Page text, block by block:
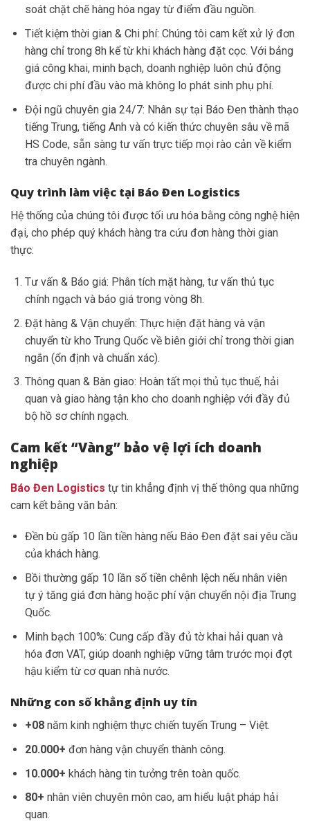
soát chặt chẽ hàng hóa ngay từ điểm đầu nguồn.
Tiết kiệm thời gian & Chi phí: Chúng tôi cam kết xử lý đơn
hàng chỉ trong 8h kể từ khi khách hàng đặt cọc. Với bảng
giá công khai, minh bạch, doanh nghiệp luôn chủ động
được chi phí đầu vào mà không lo phát sinh phụ phí.
Đội ngũ chuyên gia 24/7: Nhân sự tại Báo Đen thành thạo
tiếng Trung, tiếng Anh và có kiến thức chuyên sâu về mã
HS Code, sẵn sàng tư vấn trực tiếp mọi rào cản về kiểm
tra chuyên ngành.
Quy trình làm việc tại Báo Đen Logistics
Hệ thống của chúng tôi được tối ưu hóa bằng công nghệ hiện
đại, cho phép quý khách hàng tra cứu đơn hàng thời gian
thực:
Tư vấn & Báo giá: Phân tích mặt hàng, tư vấn thủ tục
chính ngạch và báo giá trong vòng 8h.
Đặt hàng & Vận chuyển: Thực hiện đặt hàng và vận
chuyển từ kho Trung Quốc về biên giới chỉ trong thời gian
ngắn (ổn định và chuẩn xác).
Thông quan & Bàn giao: Hoàn tất mọi thủ tục thuế, hải
quan và giao hàng tận kho cho doanh nghiệp với đầy đủ
bộ hồ sơ chính ngạch.
Cam kết “Vàng” bảo vệ lợi ích doanh
nghiệp
Báo Đen Logistics tự tin khẳng định vị thế thông qua những
cam kết bằng văn bản:
Đền bù gấp 10 lần tiền hàng nếu Báo Đen đặt sai yêu cầu
của khách hàng.
Bồi thường gấp 10 lần số tiền chênh lệch nếu nhân viên
tự ý tăng giá đơn hàng hoặc phí vận chuyển nội địa Trung
Quốc.
Minh bạch 100%: Cung cấp đầy đủ tờ khai hải quan và
hóa đơn VAT, giúp doanh nghiệp vững tâm trước mọi đợt
hậu kiểm từ cơ quan nhà nước.
Những con số khẳng định uy tín
+08năm kinh nghiệm thực chiến tuyến Trung – Việt.
20.000+ đơn hàng vận chuyển thành công.
10.000+ khách hàng tin tưởng trên toàn quốc.
80+ nhân viên chuyên môn cao, am hiểu luật pháp hải
quan.